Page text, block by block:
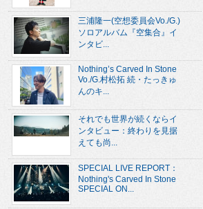
三浦隆一(空想委員会Vo./G.)
ソロアルバム『空集合』イ
ンタビ...
Nothing’s Carved In Stone
Vo./G.村松拓 続・たっきゅ
んのキ...
それでも世界が続くならイ
ンタビュー：終わりを見据
えても尚...
SPECIAL LIVE REPORT：
Nothing's Carved In Stone
SPECIAL ON...